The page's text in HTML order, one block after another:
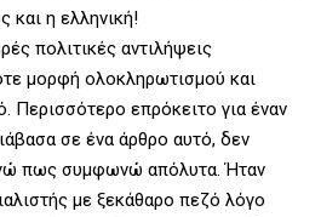
και η ελληνική!
πολιτικές αντιλήψεις
μορφή ολοκληρωτισμού και
Περισσότερο επρόκειτο για έναν
σε ένα άρθρο αυτό, δεν
πως συμφωνώ απόλυτα. Ήταν
με ξεκάθαρο πεζό λόγο